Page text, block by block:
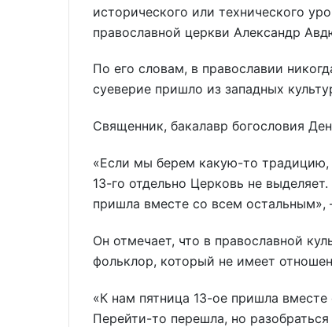
исторического или технического
православной церкви Александр
По его словам, в православии
суеверие пришло из западных
Священник, бакалавр богословия
«Если мы берем какую-то традицию,
13-го отдельно Церковь не
пришла вместе со всем
Он отмечает, что в православной
фольклор, который не имеет
«К нам пятница 13-ое пришла
Перейти-то перешла, но